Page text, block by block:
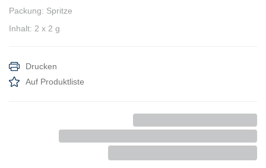
Packung: Spritze
Inhalt: 2 x 2 g
Drucken
Auf Produktliste